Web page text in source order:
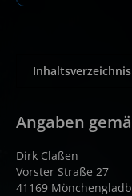
Inhaltsverzeichnis
Angaben
Dirk Claßen
Vorster Straße 27
41169